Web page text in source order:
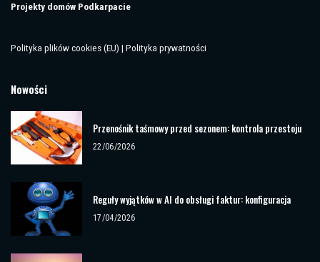
Projekty domów Podkarpacie
Polityka plików cookies (EU) | Polityka prywatności
Nowości
Przenośnik taśmowy przed sezonem: kontrola przestoju
22/06/2026
Reguły wyjątków w AI do obsługi faktur: konfiguracja
17/04/2026